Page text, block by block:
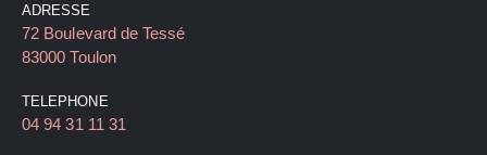
ADRESSE
72 Boulevard de Tessé
83000 Toulon
TELEPHONE
04 94 31 11 31